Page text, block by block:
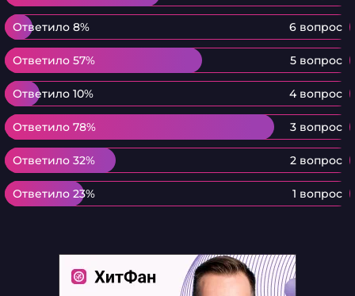
Ответило 8% 6 вопрос
Ответило 8%
Ответило 57% 5 вопрос
Ответило 57%
Ответило 10% 4 вопрос
Ответило 10%
Ответило 78% 3 вопрос
Ответило 78%
Ответило 32% 2 вопрос
Ответило 32%
Ответило 23% 1 вопрос
Ответило 23%